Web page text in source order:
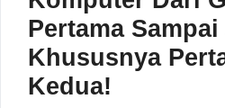
Pertama
Khususnya
Kedua!